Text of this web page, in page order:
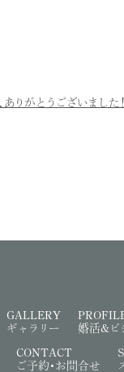
りがとうございました！
GALLERY
ギャラリー
婚活&ビ
CONTACT
ご予約・お問合せ